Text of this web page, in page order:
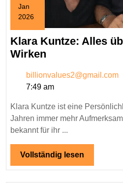
Jan
2026
29,
2026
Klara Kuntze: Alles
Wirken
Alles
über
ihr
Leben
und
Wirken
billionvalues2@gmail.com
7:49 am
Klara Kuntze ist eine
Jahren immer mehr
bekannt für ihr ...
Vollständig lesen
lesen